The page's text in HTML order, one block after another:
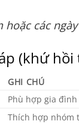
các
(khứ hồi
GHI CHÚ
Phù hợp gia
Thích hợp nhóm